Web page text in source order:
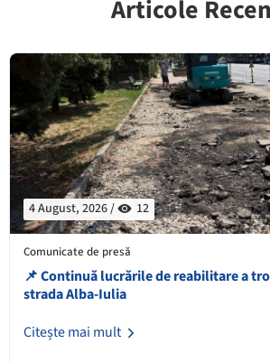
Articole
4 August, 2026 / 12
Comunicate de presă
📌 Continuă lucrările de reabilitare a
strada Alba-Iulia
Citește mai mult